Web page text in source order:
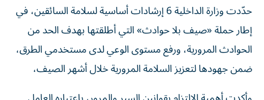
حدّدت وزارة الداخلية 6 إرشادات أساسية لسلامة السائقين، في
إطار حملة «صيف بلا حوادث» التي أطلقتها بهدف الحد من
الحوادث المرورية، ورفع مستوى الوعي لدى مستخدمي الطرق،
ضمن جهودها لتعزيز السلامة المرورية خلال أشهر الصيف،